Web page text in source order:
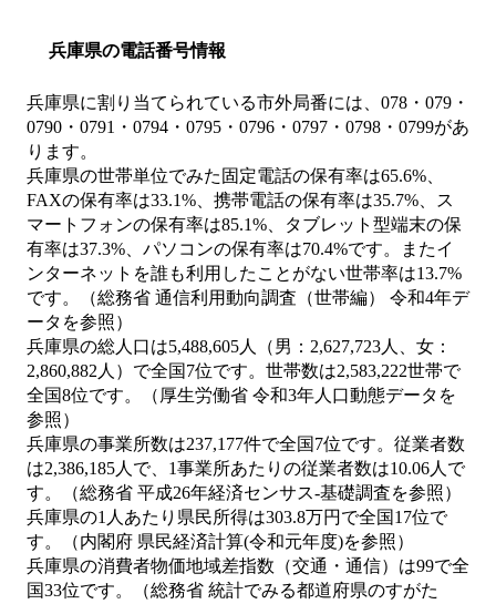
兵庫県の電話番号情報
兵庫県に割り当てられている市外局番には、078・079・
0790・0791・0794・0795・0796・0797・0798・0799があ
ります。
兵庫県の世帯単位でみた固定電話の保有率は65.6%、
FAXの保有率は33.1%、携帯電話の保有率は35.7%、ス
マートフォンの保有率は85.1%、タブレット型端末の保
有率は37.3%、パソコンの保有率は70.4%です。またイ
ンターネットを誰も利用したことがない世帯率は13.7%
です。（総務省 通信利用動向調査（世帯編） 令和4年デ
ータを参照）
兵庫県の総人口は5,488,605人（男：2,627,723人、女：
2,860,882人）で全国7位です。世帯数は2,583,222世帯で
全国8位です。（厚生労働省 令和3年人口動態データを
参照）
兵庫県の事業所数は237,177件で全国7位です。従業者数
は2,386,185人で、1事業所あたりの従業者数は10.06人で
す。（総務省 平成26年経済センサス‐基礎調査を参照）
兵庫県の1人あたり県民所得は303.8万円で全国17位で
す。（内閣府 県民経済計算(令和元年度)を参照）
兵庫県の消費者物価地域差指数（交通・通信）は99で全
国33位です。（総務省 統計でみる都道府県のすがた